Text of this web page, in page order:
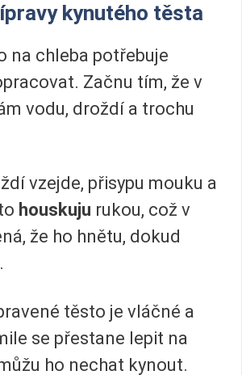
kynutého těsta
na chleba potřebuje
Začnu tím, že v
vodu, droždí a trochu
vzejde, přisypu mouku a
houskuju rukou, což v
že ho hnětu, dokud
těsto je vláčné a
se přestane lepit na
ho nechat kynout.